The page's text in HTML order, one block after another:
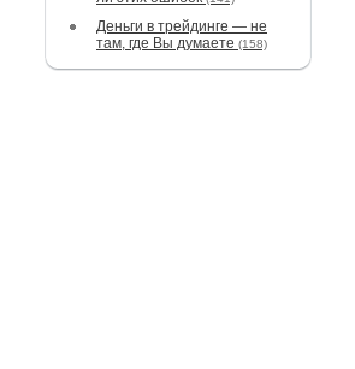
Деньги в трейдинге — не
там, где Вы думаете (158)